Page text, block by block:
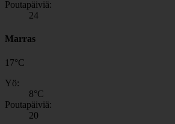
Poutapäiviä:
24
Marras
17°C
Yö:
8°C
Poutapäiviä:
20